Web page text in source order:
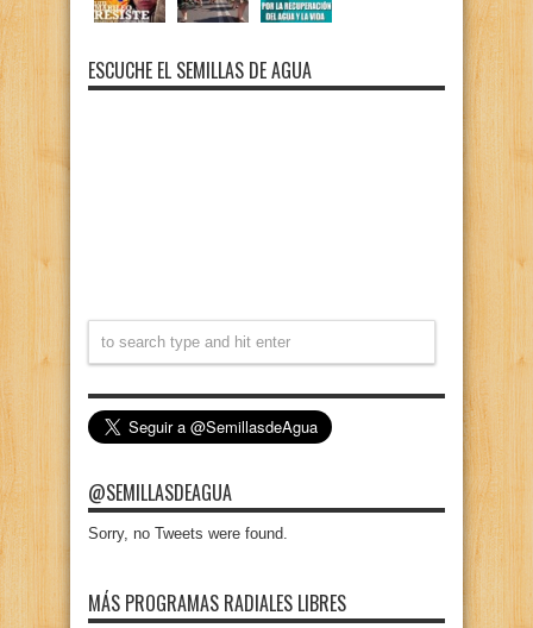
ESCUCHE EL SEMILLAS DE AGUA
@SEMILLASDEAGUA
Sorry, no Tweets were found.
MÁS PROGRAMAS RADIALES LIBRES